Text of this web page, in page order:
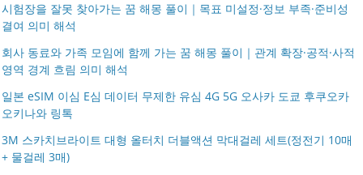
시험장을 잘못 찾아가는 꿈 해몽 풀이｜목표 미설정·정보 부족·준비성
결여 의미 해석
회사 동료와 가족 모임에 함께 가는 꿈 해몽 풀이｜관계 확장·공적·사적
영역 경계 흐림 의미 해석
일본 eSIM 이심 E심 데이터 무제한 유심 4G 5G 오사카 도쿄 후쿠오카
오키나와 링톡
3M 스카치브라이트 대형 올터치 더블액션 막대걸레 세트(정전기 10매
+ 물걸레 3매)